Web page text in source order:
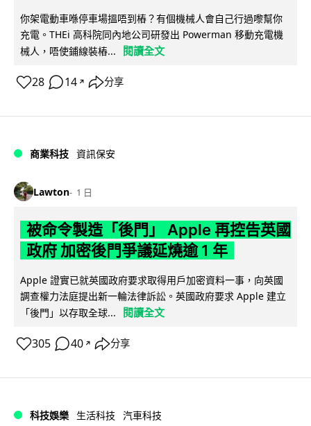
你架電動車喺停車場搵唔到樁？有個機械人會自己行過嚟幫你
充電。THEi 高科院同內地公司研發出 Powerman 移動充電機
械人，唔使鋪線裝樁...
閱讀全文
28 14 ↗ 分享
商業科技 資訊保安
Lawton 1 日
被命令製造「後門」 Apple 再控告英國
政府 加密後門爭議延燒逾 1 年
Apple 證實已就英國政府要求取得用戶加密資料一事，向英國
調查權力法庭提出新一輪法律訴訟。英國政府要求 Apple 建立
「後門」以存取全球...
閱讀全文
305 40 ↗ 分享
科技娛樂 生活科技 汽車科技